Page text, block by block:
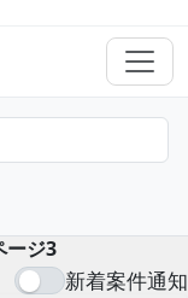
ージ3
新着案件通知